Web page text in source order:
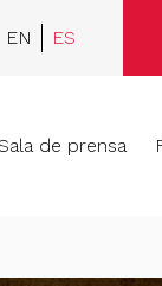
EN ES
de prensa